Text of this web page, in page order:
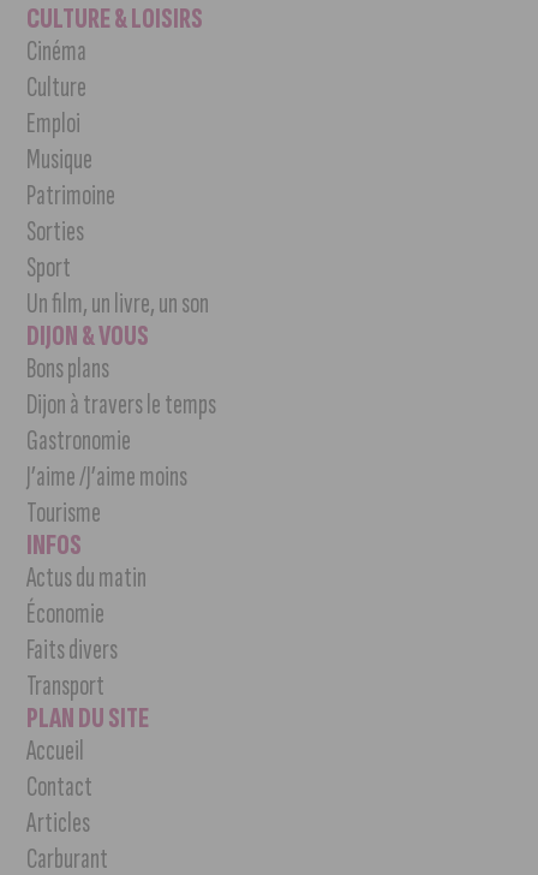
CULTURE & LOISIRS
Cinéma
Culture
Emploi
Musique
Patrimoine
Sorties
Sport
Un film, un livre, un son
DIJON & VOUS
Bons plans
Dijon à travers le temps
Gastronomie
J’aime /J’aime moins
Tourisme
INFOS
Actus du matin
Économie
Faits divers
Transport
PLAN DU SITE
Accueil
Contact
Articles
Carburant